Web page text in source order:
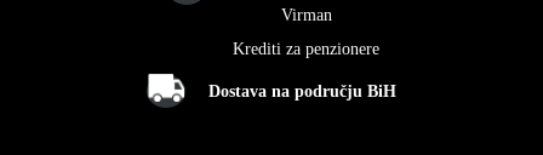
Virman
Krediti za penzionere
Dostava na području BiH